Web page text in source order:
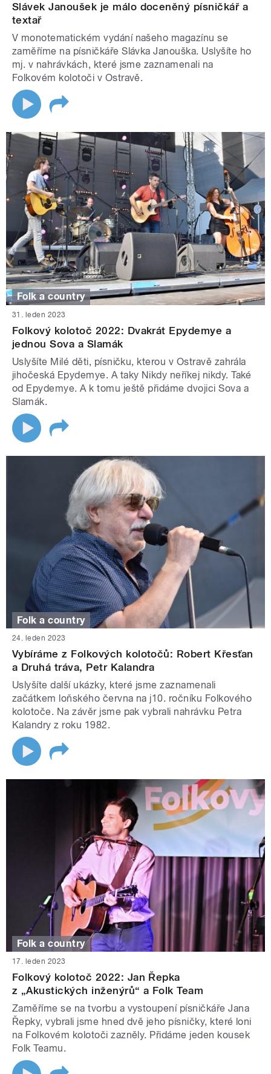
Slávek Janoušek je málo doceněný písničkář a
textař
V monotematickém vydání našeho magazínu se
zaměříme na písničkáře Slávka Janouška. Uslyšíte ho
mj. v nahrávkách, které jsme zaznamenali na
Folkovém kolotoči v Ostravě.
Folk a country
31. leden 2023
Folkový kolotoč 2022: Dvakrát Epydemye a
jednou Sova a Slamák
Uslyšíte Milé děti, písničku, kterou v Ostravě zahrála
jihočeská Epydemye. A taky Nikdy neříkej nikdy. Také
od Epydemye. A k tomu ještě přidáme dvojici Sova a
Slamák.
Folk a country
24. leden 2023
Vybíráme z Folkových kolotočů: Robert Křesťan
a Druhá tráva, Petr Kalandra
Uslyšíte další ukázky, které jsme zaznamenali
začátkem loňského června na j10. ročníku Folkového
kolotoče. Na závěr jsme pak vybrali nahrávku Petra
Kalandry z roku 1982.
Folk a country
17. leden 2023
Folkový kolotoč 2022: Jan Řepka
z „Akustických inženýrů“ a Folk Team
Zaměříme se na tvorbu a vystoupení písničkáře Jana
Řepky, vybrali jsme hned dvě jeho písničky, které loni
na Folkovém kolotoči zazněly. Přidáme jeden kousek
Folk Teamu.